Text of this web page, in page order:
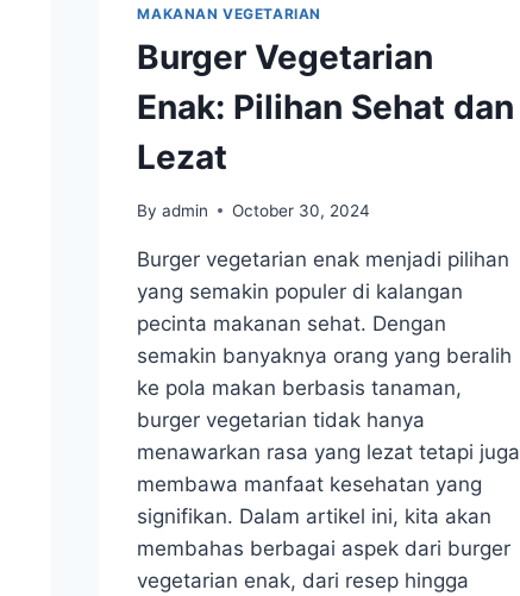
MAKANAN VEGETARIAN
Burger Vegetarian
Enak: Pilihan Sehat dan
Lezat
By admin October 30, 2024
Burger vegetarian enak menjadi pilihan
yang semakin populer di kalangan
pecinta makanan sehat. Dengan
semakin banyaknya orang yang beralih
ke pola makan berbasis tanaman,
burger vegetarian tidak hanya
menawarkan rasa yang lezat tetapi juga
membawa manfaat kesehatan yang
signifikan. Dalam artikel ini, kita akan
membahas berbagai aspek dari burger
vegetarian enak, dari resep hingga